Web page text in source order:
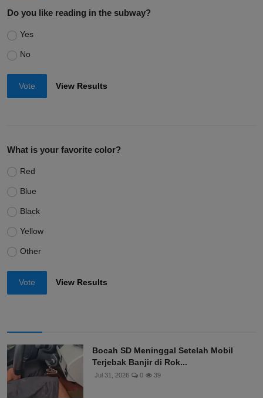
Do you like reading in the subway?
Yes
No
Vote View Results
What is your favorite color?
Red
Blue
Black
Yellow
Other
Vote View Results
Bocah SD Meninggal Setelah Mobil
Terjebak Banjir di Rok...
Jul 31, 2026 0 39